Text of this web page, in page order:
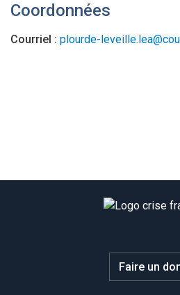
Coordonnées
Courriel : plourde-
Faire un